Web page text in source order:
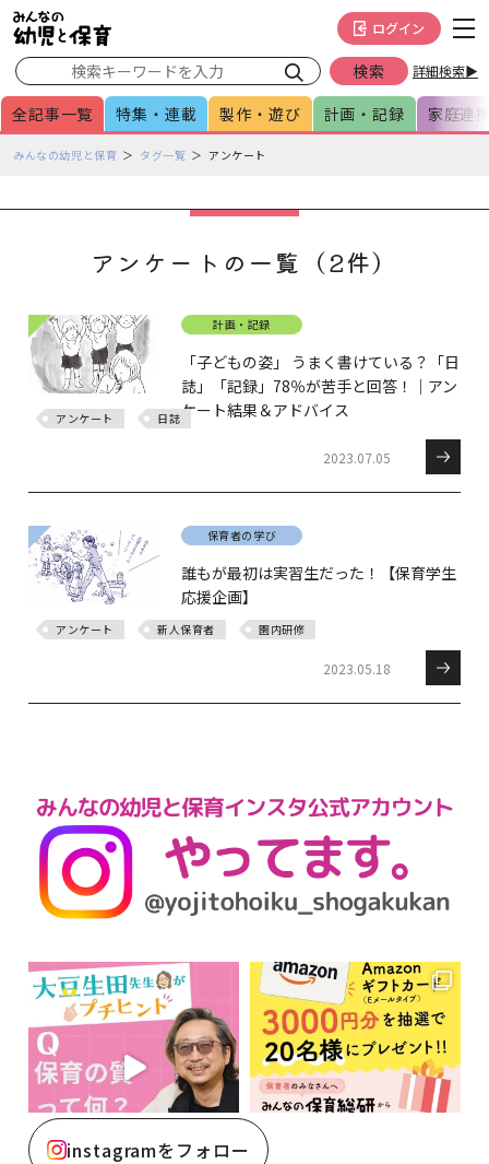
詳細検索▶
ログイン
全記事一覧 特集・連載 製作・遊び 計画・記録 家庭連
ペみんなの幼児と保育 タグ一覧 アンケート
アンケートの一覧（2件）
計画・記録
「子どもの姿」 うまく書けている？「日
誌」「記録」78％が苦手と回答！｜アン
ケート結果＆アドバイス
アンケート 日誌
2023.07.05
保育者の学び
誰もが最初は実習生だった！【保育学生
応援企画】
アンケート 新人保育者 園内研修
2023.05.18
instagramをフォロー